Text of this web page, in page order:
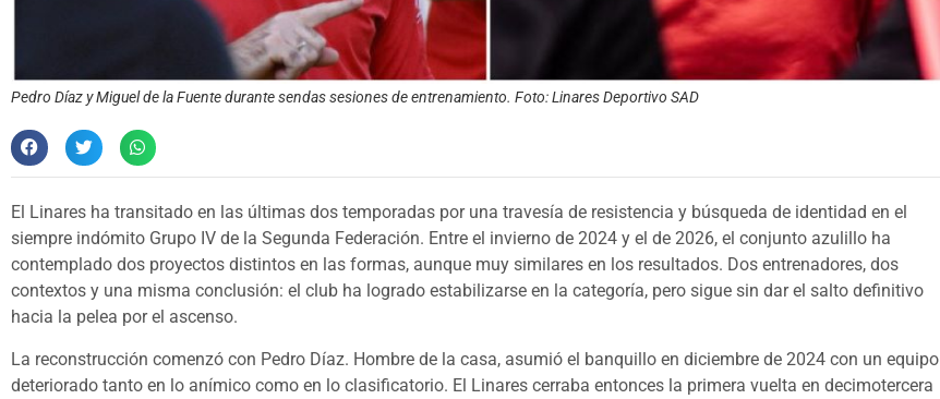
Pedro Díaz y Miguel de la Fuente durante sendas sesiones de entrenamiento. Foto: Linares Deportivo SAD
El Linares ha transitado en las últimas dos temporadas por una travesía de resistencia y búsqueda de identidad en el
siempre indómito Grupo IV de la Segunda Federación. Entre el invierno de 2024 y el de 2026, el conjunto azulillo ha
contemplado dos proyectos distintos en las formas, aunque muy similares en los resultados. Dos entrenadores, dos
contextos y una misma conclusión: el club ha logrado estabilizarse en la categoría, pero sigue sin dar el salto definitivo
hacia la pelea por el ascenso.
La reconstrucción comenzó con Pedro Díaz. Hombre de la casa, asumió el banquillo en diciembre de 2024 con un equipo
deteriorado tanto en lo anímico como en lo clasificatorio. El Linares cerraba entonces la primera vuelta en decimotercera